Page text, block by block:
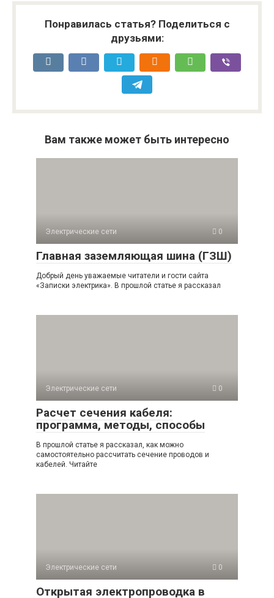
Понравилась статья? Поделиться с
друзьями:
Вам также может быть интересно
Электрические сети 0
Главная заземляющая шина (ГЗШ)
Добрый день уважаемые читатели и гости сайта
«Записки электрика». В прошлой статье я рассказал
Электрические сети 0
Расчет сечения кабеля:
программа, методы, способы
В прошлой статье я рассказал, как можно
самостоятельно рассчитать сечение проводов и
кабелей. Читайте
Электрические сети 0
Открытая электропроводка в